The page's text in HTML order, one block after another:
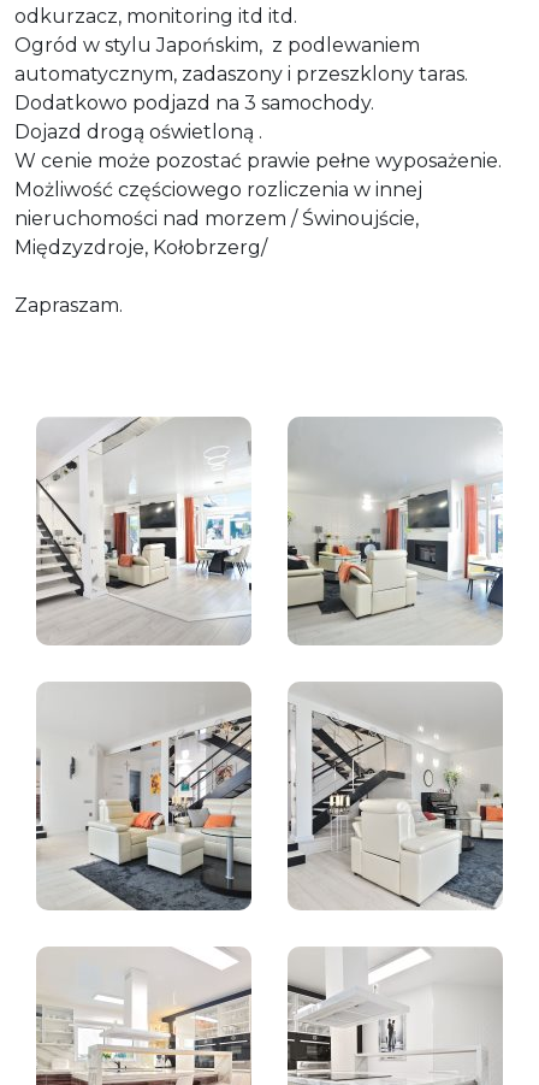
odkurzacz, monitoring itd itd.
Ogród w stylu Japońskim, z podlewaniem
automatycznym, zadaszony i przeszklony taras.
Dodatkowo podjazd na 3 samochody.
Dojazd drogą oświetloną .
W cenie może pozostać prawie pełne wyposażenie.
Możliwość częściowego rozliczenia w innej
nieruchomości nad morzem / Świnoujście,
Międzyzdroje, Kołobrzerg/
Zapraszam.